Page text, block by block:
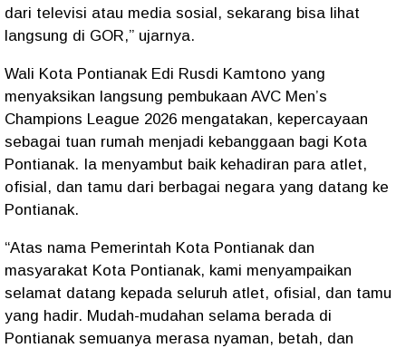
dari televisi atau media sosial, sekarang bisa lihat
langsung di GOR,” ujarnya.
Wali Kota Pontianak Edi Rusdi Kamtono yang
menyaksikan langsung pembukaan AVC Men’s
Champions League 2026 mengatakan, kepercayaan
sebagai tuan rumah menjadi kebanggaan bagi Kota
Pontianak. Ia menyambut baik kehadiran para atlet,
ofisial, dan tamu dari berbagai negara yang datang ke
Pontianak.
“Atas nama Pemerintah Kota Pontianak dan
masyarakat Kota Pontianak, kami menyampaikan
selamat datang kepada seluruh atlet, ofisial, dan tamu
yang hadir. Mudah-mudahan selama berada di
Pontianak semuanya merasa nyaman, betah, dan